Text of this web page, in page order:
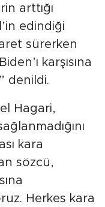
arttığı
edindiği
sürerken
karşısına
denildi.
Hagari,
kara
sözcü,
Herkes kara